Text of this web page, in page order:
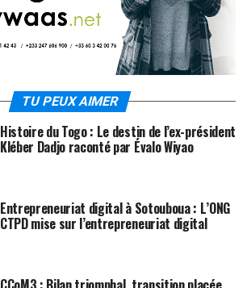
TU PEUX AIMER
Histoire du Togo : Le destin de l’ex-président
Kléber Dadjo raconté par Évalo Wiyao
Entrepreneuriat digital à Sotouboua : L’ONG
CTPD mise sur l’entrepreneuriat digital